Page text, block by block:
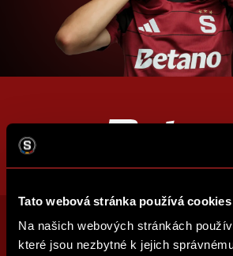
Tato webová stránka používá cookies
Na našich webových stránkách
které jsou nezbytné k jejich